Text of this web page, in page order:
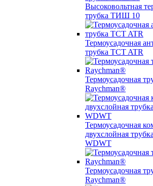
Высоковольтная
трубка ТИШ 10
Термоусадочная
трубка TCT ATR
Термоусадочная
Raychman®
Термоусадочная
двухслойная
WDWT
Термоусадочная
Raychman®